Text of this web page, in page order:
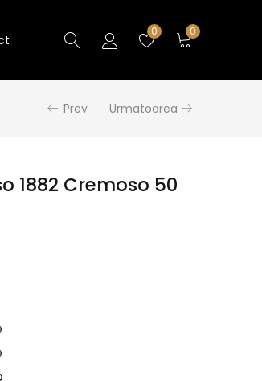
0 0
Prev Urmatoarea
1882 Cremoso 50